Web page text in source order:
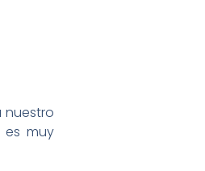
nuestro
muy